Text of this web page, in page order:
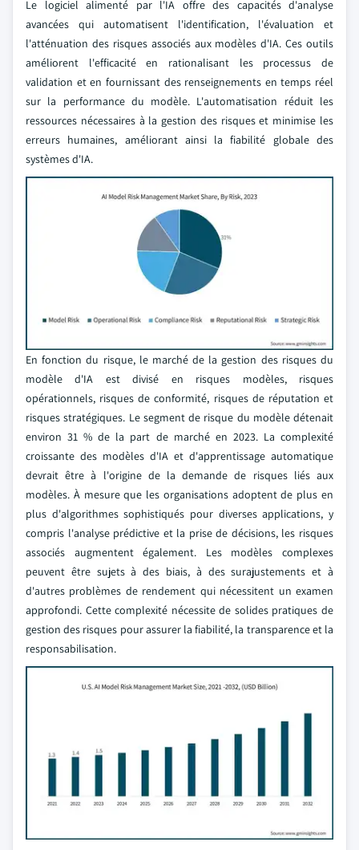
Le logiciel alimenté par l'IA offre des capacités d'analyse
avancées qui automatisent l'identification, l'évaluation et
l'atténuation des risques associés aux modèles d'IA. Ces outils
améliorent l'efficacité en rationalisant les processus de
validation et en fournissant des renseignements en temps réel
sur la performance du modèle. L'automatisation réduit les
ressources nécessaires à la gestion des risques et minimise les
erreurs humaines, améliorant ainsi la fiabilité globale des
systèmes d'IA.
En fonction du risque, le marché de la gestion des risques du
modèle d'IA est divisé en risques modèles, risques
opérationnels, risques de conformité, risques de réputation et
risques stratégiques. Le segment de risque du modèle détenait
environ 31 % de la part de marché en 2023. La complexité
croissante des modèles d'IA et d'apprentissage automatique
devrait être à l'origine de la demande de risques liés aux
modèles. À mesure que les organisations adoptent de plus en
plus d'algorithmes sophistiqués pour diverses applications, y
compris l'analyse prédictive et la prise de décisions, les risques
associés augmentent également. Les modèles complexes
peuvent être sujets à des biais, à des surajustements et à
d'autres problèmes de rendement qui nécessitent un examen
approfondi. Cette complexité nécessite de solides pratiques de
gestion des risques pour assurer la fiabilité, la transparence et la
responsabilisation.